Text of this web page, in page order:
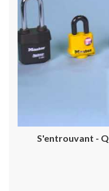
S'entrouvant -